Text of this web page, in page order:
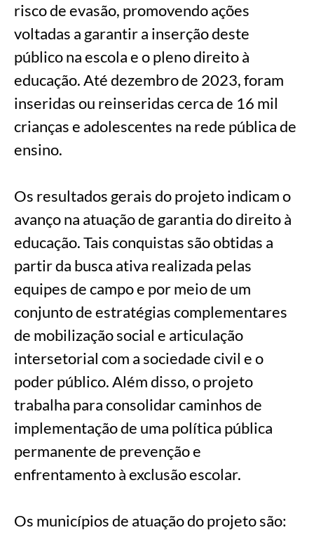
risco de evasão, promovendo ações
voltadas a garantir a inserção deste
público na escola e o pleno direito à
educação. Até dezembro de 2023, foram
inseridas ou reinseridas cerca de 16 mil
crianças e adolescentes na rede pública de
ensino.
Os resultados gerais do projeto indicam o
avanço na atuação de garantia do direito à
educação. Tais conquistas são obtidas a
partir da busca ativa realizada pelas
equipes de campo e por meio de um
conjunto de estratégias complementares
de mobilização social e articulação
intersetorial com a sociedade civil e o
poder público. Além disso, o projeto
trabalha para consolidar caminhos de
implementação de uma política pública
permanente de prevenção e
enfrentamento à exclusão escolar.
Os municípios de atuação do projeto são: